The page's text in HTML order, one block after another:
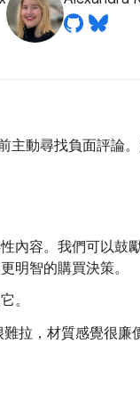
主動尋找負面評論
內容。我們可以鼓
明智的購買決策。
。
拉，材質感覺很廉